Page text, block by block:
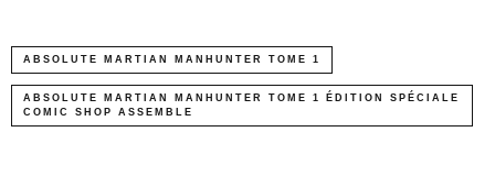
ABSOLUTE MARTIAN MANHUNTER TOME 1
ABSOLUTE MARTIAN MANHUNTER TOME 1 ÉDITION SPÉCIALE
COMIC SHOP ASSEMBLE